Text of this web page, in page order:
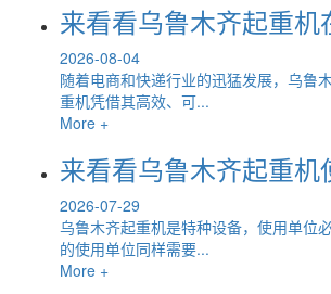
来看看乌鲁木齐起重机
2026-08-04
随着电商和快递行业的迅猛发展，乌鲁
重机凭借其高效、可...
More +
来看看乌鲁木齐起重机
2026-07-29
乌鲁木齐起重机是特种设备，使用单位
的使用单位同样需要...
More +